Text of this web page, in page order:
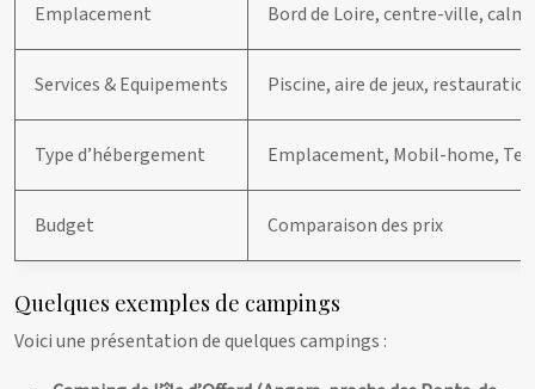
Emplacement Bord de Loire, centre-ville,
Services & Equipements Piscine, aire de jeux,
Type d’hébergement Emplacement, Mobil-home,
Budget Comparaison des prix
Quelques exemples de campings
Voici une présentation de quelques campings :